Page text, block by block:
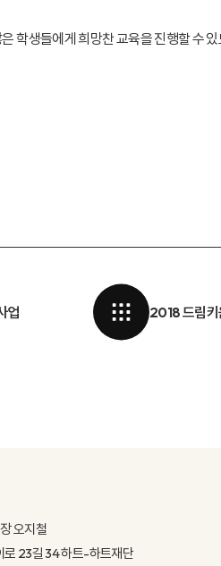
학생들에게 희망찬 교육을 진행할 수
업 2018 드림키
오지철
23길 34 하트-하트재단